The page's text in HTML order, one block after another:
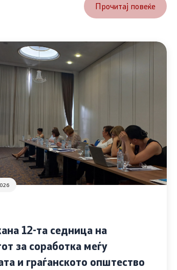
Прочитај повеќе
12-та седница на
за соработка меѓу
и граѓанското општество